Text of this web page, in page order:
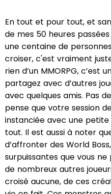
En tout et pour tout, et
de mes 50 heures
une centaine de
croiser, c'est vraiment
rien d’un MMORPG, c’est
partagez avec d’autres
avec quelques amis. Pas
pense que votre session
instanciée avec une petite
tout. Il est aussi à noter
d’affronter des World
surpuissantes que vous ne
de nombreux autres
croisé aucune, de ces